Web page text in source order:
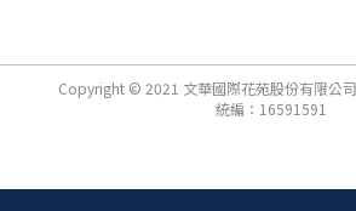
Copyright © 2021 文華國際花苑股份有限公
統編：16591591